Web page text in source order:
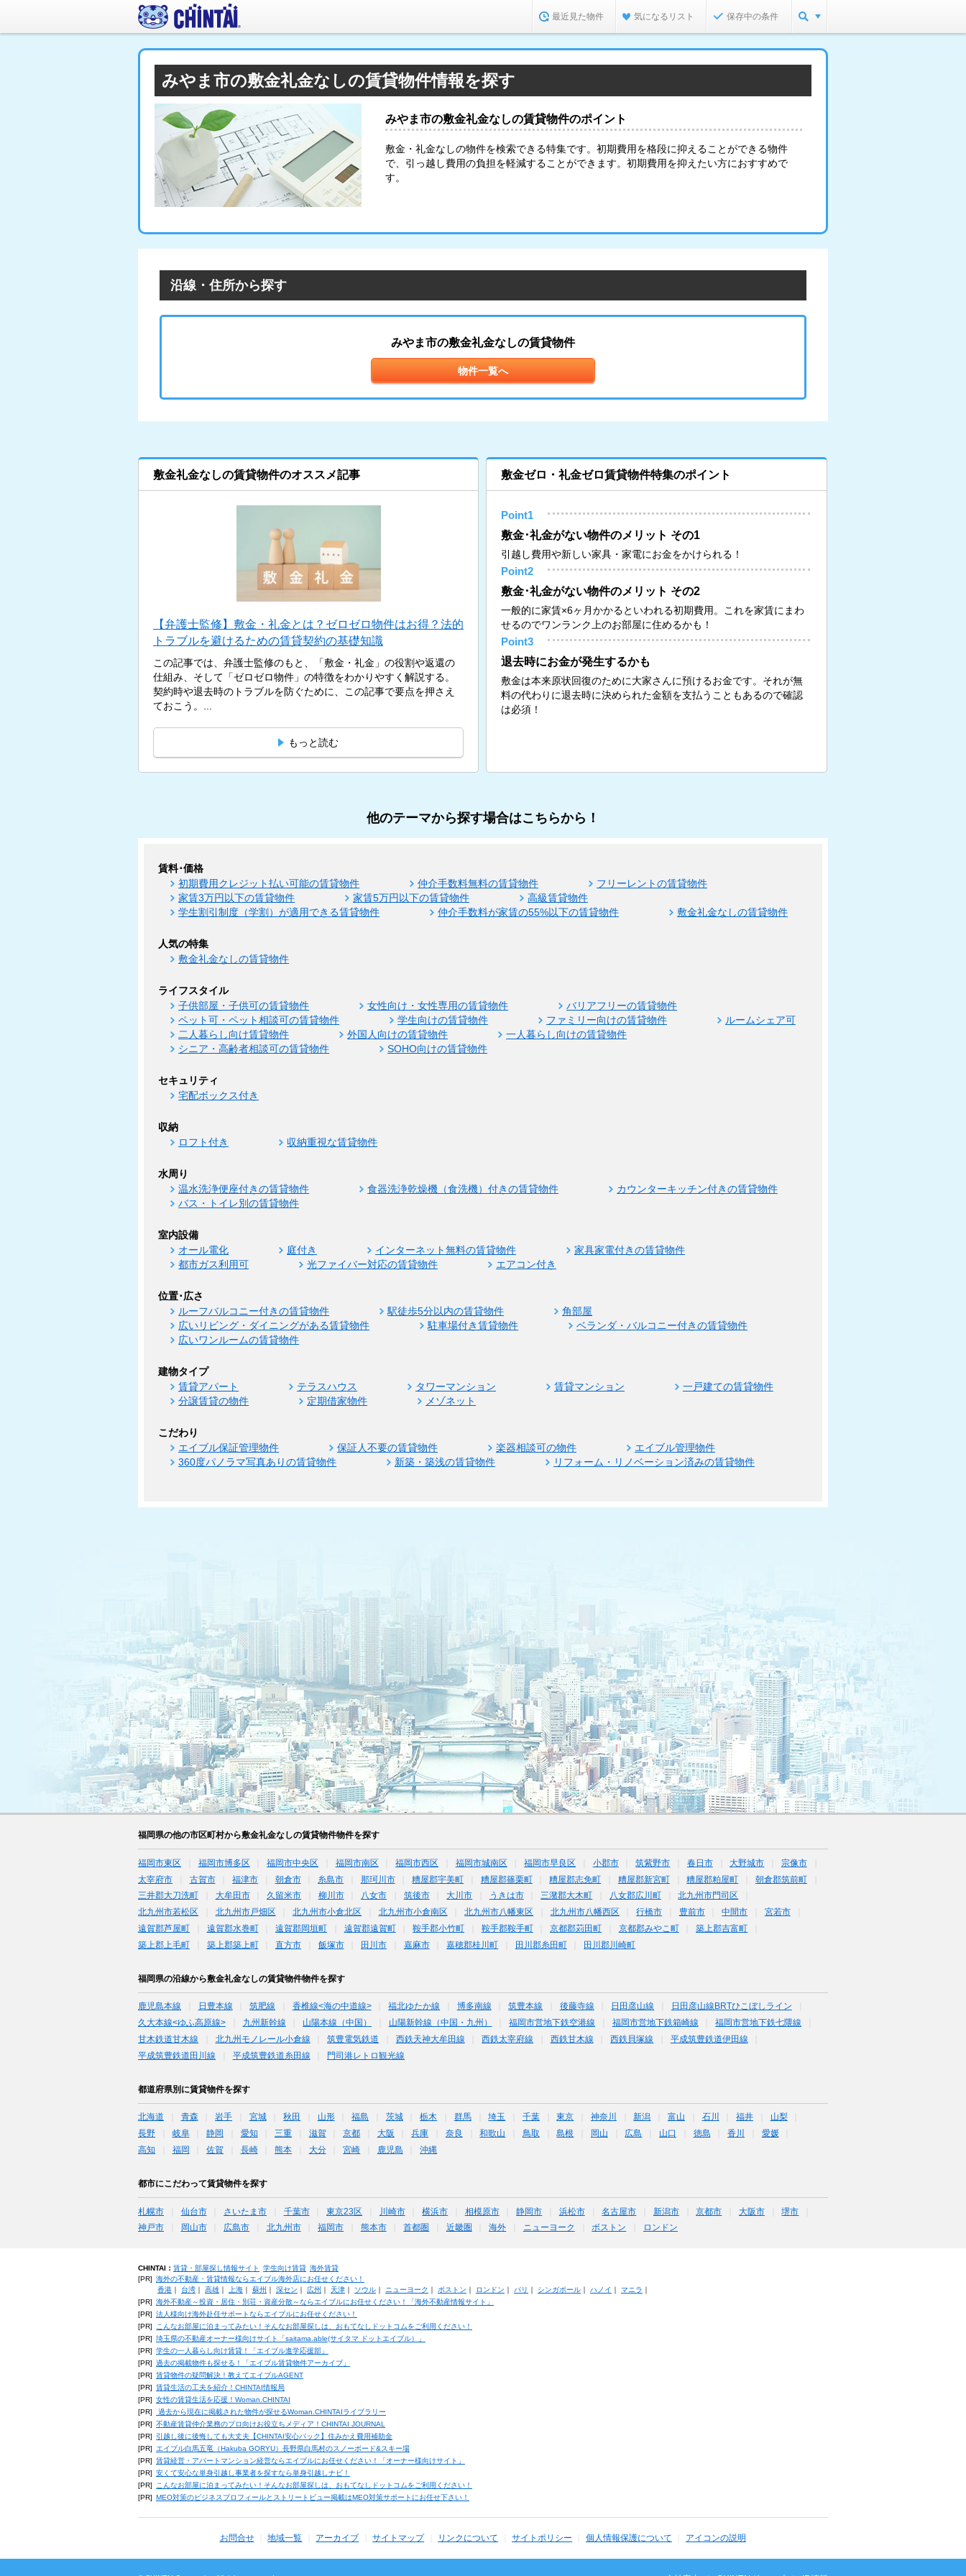
最近見た物件 気になるリスト 保存中の条件
みやま市の敷金礼金なしの賃貸物件情報を探す
みやま市の敷金礼金なしの賃貸物件のポイント
敷金・礼金なしの物件を検索できる特集です。初期費用を格段に抑えることができる物件
で、引っ越し費用の負担を軽減することができます。初期費用を抑えたい方におすすめで
す。
沿線・住所から探す
みやま市の敷金礼金なしの賃貸物件
物件一覧へ
敷金礼金なしの賃貸物件のオススメ記事
【弁護士監修】敷金・礼金とは？ゼロゼロ物件はお得？法的
トラブルを避けるための賃貸契約の基礎知識
この記事では、弁護士監修のもと、「敷金・礼金」の役割や返還の
仕組み、そして「ゼロゼロ物件」の特徴をわかりやすく解説する。
契約時や退去時のトラブルを防ぐために、この記事で要点を押さえ
ておこう。...
もっと読む
敷金ゼロ・礼金ゼロ賃貸物件特集のポイント
Point1
敷金･礼金がない物件のメリット その1
引越し費用や新しい家具・家電にお金をかけられる！
Point2
敷金･礼金がない物件のメリット その2
一般的に家賃×6ヶ月かかるといわれる初期費用。これを家賃にまわ
せるのでワンランク上のお部屋に住めるかも！
Point3
退去時にお金が発生するかも
敷金は本来原状回復のために大家さんに預けるお金です。それが無
料の代わりに退去時に決められた金額を支払うこともあるので確認
は必須！
他のテーマから探す場合はこちらから！
賃料･価格
初期費用クレジット払い可能の賃貸物件 仲介手数料無料の賃貸物件
フリーレントの賃貸物件
家賃3万円以下の賃貸物件
家賃5万円以下の賃貸物件
高級賃貸物件
学生割引制度（学割）が適用できる賃貸物件
仲介手数料が家賃の55%以下の賃貸物件 敷金礼金なしの賃貸物件
人気の特集
敷金礼金なしの賃貸物件
ライフスタイル
子供部屋・子供可の賃貸物件 女性向け・女性専用の賃貸物件
バリアフリーの賃貸物件
ペット可・ペット相談可の賃貸物件
学生向けの賃貸物件 ファミリー向けの賃貸物件
ルームシェア可
二人暮らし向け賃貸物件
外国人向けの賃貸物件
一人暮らし向けの賃貸物件
シニア・高齢者相談可の賃貸物件
SOHO向けの賃貸物件
セキュリティ
宅配ボックス付き
収納
ロフト付き 収納重視な賃貸物件
水周り
温水洗浄便座付きの賃貸物件 食器洗浄乾燥機（食洗機）付きの賃貸物件
カウンターキッチン付きの賃貸物件
バス・トイレ別の賃貸物件
室内設備
オール電化 庭付き インターネット無料の賃貸物件
家具家電付きの賃貸物件
都市ガス利用可
光ファイバー対応の賃貸物件 エアコン付き
位置･広さ
ルーフバルコニー付きの賃貸物件 駅徒歩5分以内の賃貸物件
角部屋
広いリビング・ダイニングがある賃貸物件
駐車場付き賃貸物件
ベランダ・バルコニー付きの賃貸物件
広いワンルームの賃貸物件
建物タイプ
賃貸アパート テラスハウス タワーマンション 賃貸マンション
一戸建ての賃貸物件
分譲賃貸の物件
定期借家物件 メゾネット
こだわり
エイブル保証管理物件 保証人不要の賃貸物件 楽器相談可の物件
エイブル管理物件
360度パノラマ写真ありの賃貸物件
新築・築浅の賃貸物件 リフォーム・リノベーション済みの賃貸物件
福岡県の他の市区町村から敷金礼金なしの賃貸物件物件を探す
福岡市東区 福岡市博多区 福岡市中央区 福岡市南区 福岡市西区 福岡市城南区 福岡市早良区 小郡市 筑紫野市 春日市 大野城市
宗像市
太宰府市
古賀市 福津市 朝倉市 糸島市 那珂川市 糟屋郡宇美町 糟屋郡篠栗町 糟屋郡志免町 糟屋郡新宮町 糟屋郡粕屋町
朝倉郡筑前町
三井郡大刀洗町
大牟田市 久留米市 柳川市 八女市 筑後市 大川市 うきは市 三潴郡大木町 八女郡広川町
北九州市門司区
北九州市若松区
北九州市戸畑区 北九州市小倉北区 北九州市小倉南区 北九州市八幡東区 北九州市八幡西区 行橋市 豊前市 中間市
宮若市
遠賀郡芦屋町
遠賀郡水巻町 遠賀郡岡垣町 遠賀郡遠賀町 鞍手郡小竹町 鞍手郡鞍手町 京都郡苅田町 京都郡みやこ町
築上郡吉富町
築上郡上毛町
築上郡築上町 直方市 飯塚市 田川市 嘉麻市 嘉穂郡桂川町 田川郡糸田町 田川郡川崎町
福岡県の沿線から敷金礼金なしの賃貸物件物件を探す
鹿児島本線 日豊本線 筑肥線 香椎線<海の中道線> 福北ゆたか線 博多南線 筑豊本線 後藤寺線 日田彦山線
日田彦山線BRTひこぼしライン
久大本線<ゆふ高原線>
九州新幹線 山陽本線（中国） 山陽新幹線（中国・九州） 福岡市営地下鉄空港線 福岡市営地下鉄箱崎線
福岡市営地下鉄七隈線
甘木鉄道甘木線
北九州モノレール小倉線 筑豊電気鉄道 西鉄天神大牟田線 西鉄太宰府線 西鉄甘木線 西鉄貝塚線
平成筑豊鉄道伊田線
平成筑豊鉄道田川線
平成筑豊鉄道糸田線 門司港レトロ観光線
都道府県別に賃貸物件を探す
北海道 青森 岩手 宮城 秋田 山形 福島 茨城 栃木 群馬 埼玉 千葉 東京 神奈川 新潟 富山 石川 福井
山梨
長野
岐阜 静岡 愛知 三重 滋賀 京都 大阪 兵庫 奈良 和歌山 鳥取 島根 岡山 広島 山口 徳島 香川
愛媛
高知
福岡 佐賀 長崎 熊本 大分 宮崎 鹿児島 沖縄
都市にこだわって賃貸物件を探す
札幌市 仙台市 さいたま市 千葉市 東京23区 川崎市 横浜市 相模原市 静岡市 浜松市 名古屋市 新潟市 京都市 大阪市
堺市
神戸市
岡山市 広島市 北九州市 福岡市 熊本市 首都圏 近畿圏 海外 ニューヨーク ボストン ロンドン
CHINTAI： 賃貸・部屋探し情報サイト 学生向け賃貸 海外賃貸
[PR] 海外の不動産・賃貸情報ならエイブル海外店にお任せください！
香港｜ 台湾｜ 高雄｜ 上海｜ 蘇州 深セン 広州 天津｜ ソウル｜ ニューヨーク ボストン ロンドン パリ シンガポール｜ ハノイ マニラ
[PR] 海外不動産～投資・居住・別荘・資産分散～ならエイブルにお任せください！「海外不動産情報サイト」
[PR] 法人様向け海外赴任サポートならエイブルにお任せください！
[PR]
こんなお部屋に泊まってみたい！そんなお部屋探しは、おもてなしドットコムをご利用ください！
[PR] 埼玉県の不動産オーナー様向けサイト「saitama.able(サイタマ ドットエイブル）」
[PR] 学生の一人暮らし向け賃貸！「エイブル進学応援部」
[PR] 過去の掲載物件も探せる！「エイブル賃貸物件アーカイブ」
[PR] 賃貸物件の疑問解決！教えてエイブルAGENT
[PR] 賃貸生活の工夫を紹介！CHINTAI情報局
[PR] 女性の賃貸生活を応援！Woman.CHINTAI
[PR]
過去から現在に掲載された物件が探せるWoman.CHINTAIライブラリー
[PR] 不動産賃貸仲介業務のプロ向けお役立ちメディア！CHINTAI JOURNAL
[PR]
引越し後に後悔しても大丈夫【CHINTAI安心パック】住みかえ費用補助金
[PR] エイブル白馬五竜（Hakuba GORYU）長野県白馬村のスノーボード&スキー場
[PR] 賃貸経営・アパートマンション経営ならエイブルにお任せください！「オーナー様向けサイト」
[PR] 安くて安心な単身引越し事業者を探すなら単身引越しナビ！
[PR]
こんなお部屋に泊まってみたい！そんなお部屋探しは、おもてなしドットコムをご利用ください！
[PR] MEO対策のビジネスプロフィールとストリートビュー掲載はMEO対策サポートにお任せ下さい！
お問合せ 地域一覧 アーカイブ サイトマップ リンクについて サイトポリシー 個人情報保護について アイコンの説明